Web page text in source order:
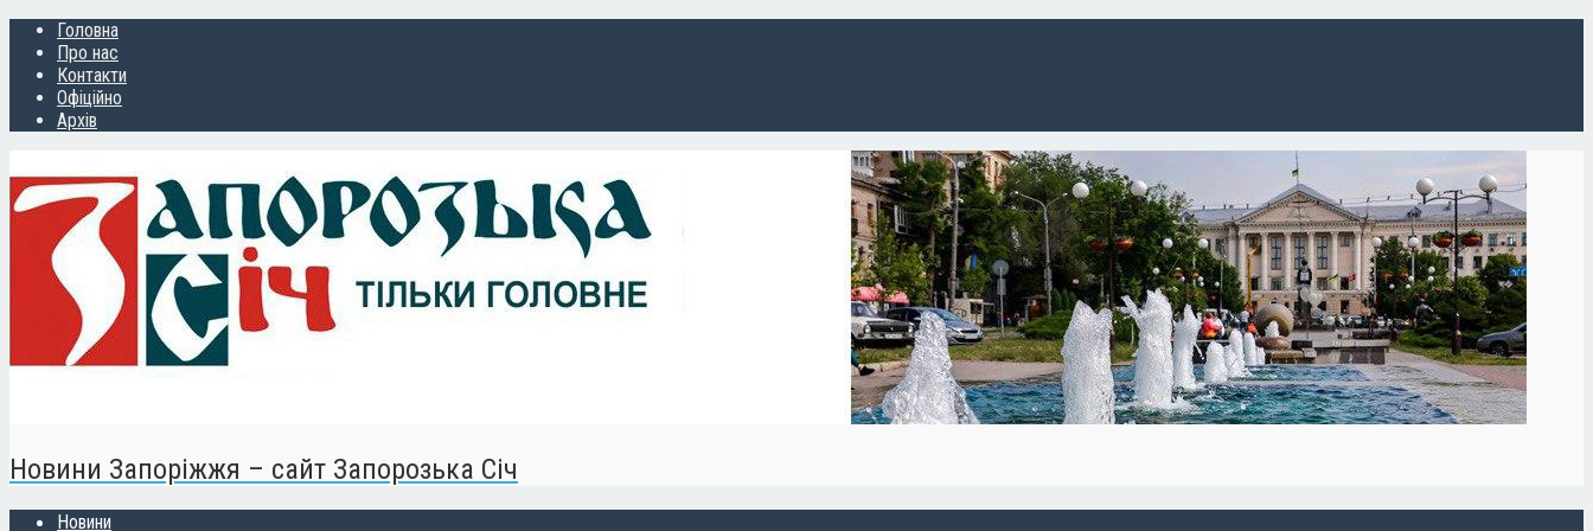
Головна
Про нас
Контакти
Офіційно
Архів
Новини Запоріжжя – сайт Запорозька Січ
Новини